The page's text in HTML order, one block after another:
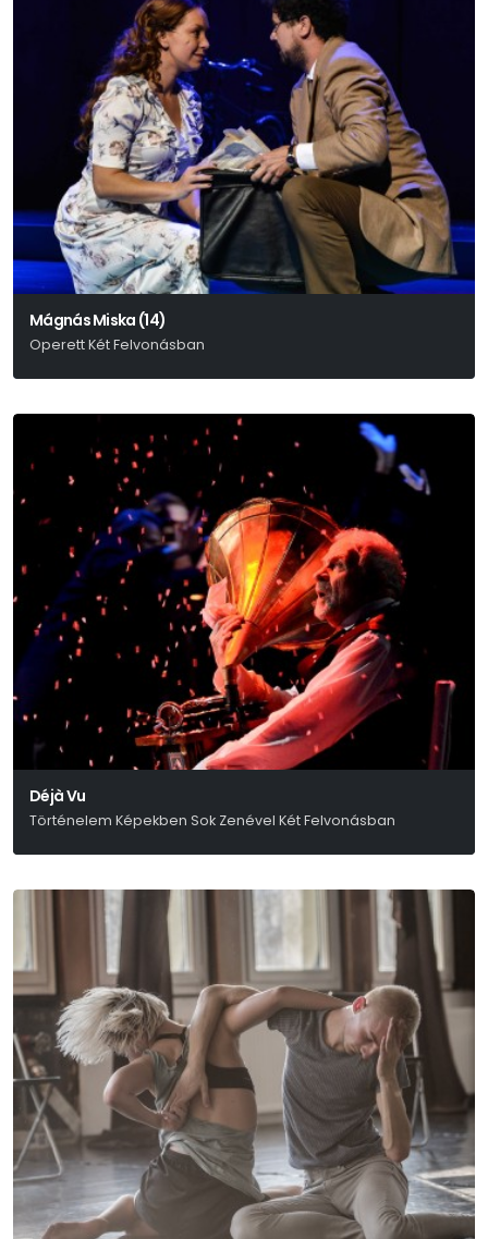
Mágnás Miska (14)
Operett Két Felvonásban
Déjà Vu
Történelem Képekben Sok Zenével Két Felvonásban